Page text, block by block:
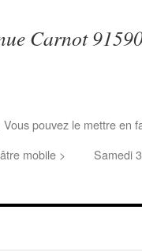
Carnot
Vous pouvez le mettre en
mobile >
Samedi